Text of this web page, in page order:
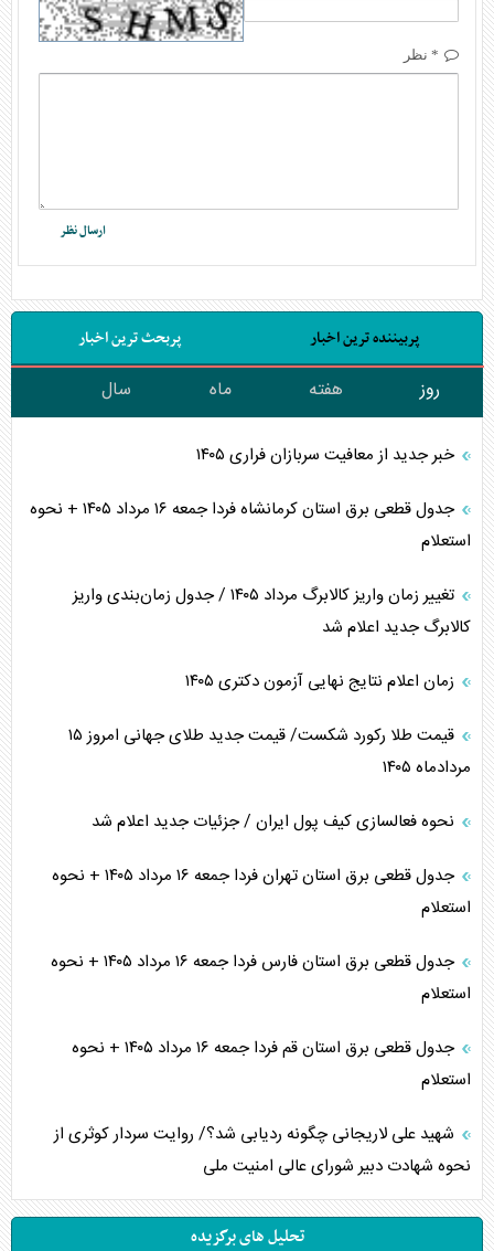
* نظر
پربیننده ترین اخبار پربحث ترین اخبار
روز هفته ماه سال
خبر جدید از معافیت سربازان فراری ۱۴۰۵
جدول قطعی برق استان کرمانشاه فردا جمعه ۱۶ مرداد ۱۴۰۵ + نحوه
استعلام
تغییر زمان واریز کالابرگ مرداد ۱۴۰۵ / جدول زمان‌بندی واریز
کالابرگ جدید اعلام شد
زمان اعلام نتایج نهایی آزمون دکتری ۱۴۰۵
قیمت طلا رکورد شکست/ قیمت جدید طلای جهانی امروز ۱۵
مردادماه ۱۴۰۵
نحوه فعالسازی کیف پول ایران / جزئیات جدید اعلام شد
جدول قطعی برق استان تهران فردا جمعه ۱۶ مرداد ۱۴۰۵ + نحوه
استعلام
جدول قطعی برق استان فارس فردا جمعه ۱۶ مرداد ۱۴۰۵ + نحوه
استعلام
جدول قطعی برق استان قم فردا جمعه ۱۶ مرداد ۱۴۰۵ + نحوه
استعلام
شهید علی لاریجانی چگونه ردیابی شد؟/ روایت سردار کوثری از
نحوه شهادت دبیر شورای عالی امنیت ملی
تحلیل های برگزیده